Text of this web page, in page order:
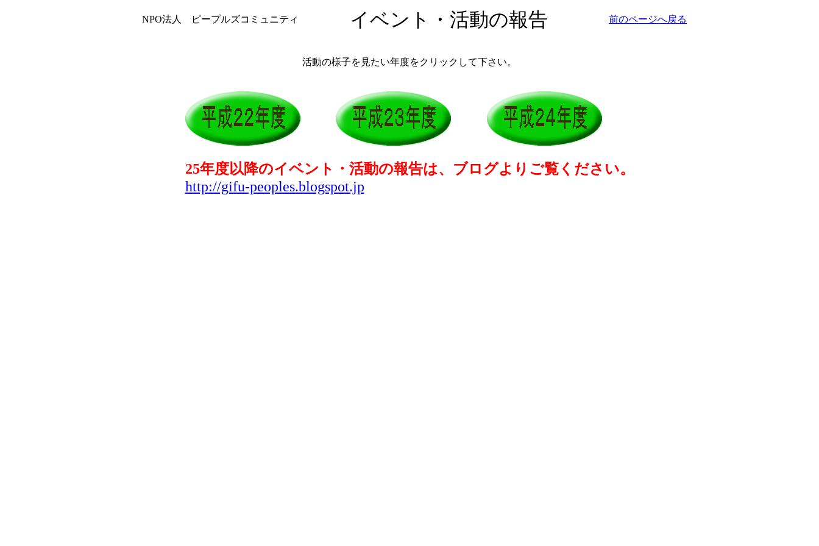
NPO法人 ピープルズコミュニティ イベント・活動の報告 前のページへ戻る
活動の様子を見たい年度をクリックして下さい。
25年度以降のイベント・活動の報告は、ブログよりご覧ください。
http://gifu-peoples.blogspot.jp